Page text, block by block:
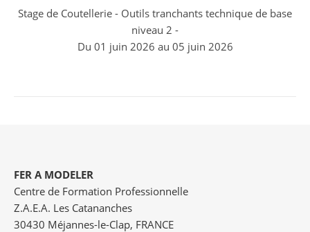
Stage de Coutellerie - Outils tranchants technique de base
niveau 2 -
Du 01 juin 2026 au 05 juin 2026
FER A MODELER
Centre de Formation Professionnelle
Z.A.E.A. Les Catananches
30430 Méjannes-le-Clap, FRANCE